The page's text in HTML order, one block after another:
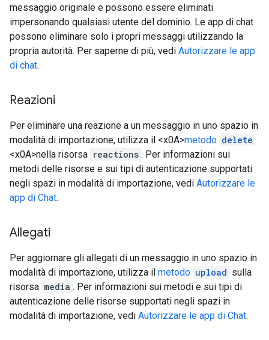
messaggio originale e possono essere eliminati
impersonando qualsiasi utente del dominio. Le app di chat
possono eliminare solo i propri messaggi utilizzando la
propria autorità. Per saperne di più, vedi Autorizzare le app
di chat.
Reazioni
Per eliminare una reazione a un messaggio in uno spazio in
modalità di importazione, utilizza il <x0A>metodo delete
<x0A>nella risorsa reactions . Per informazioni sui
metodi delle risorse e sui tipi di autenticazione supportati
negli spazi in modalità di importazione, vedi Autorizzare le
app di Chat.
Allegati
Per aggiornare gli allegati di un messaggio in uno spazio in
modalità di importazione, utilizza il metodo upload sulla
risorsa media . Per informazioni sui metodi e sui tipi di
autenticazione delle risorse supportati negli spazi in
modalità di importazione, vedi Autorizzare le app di Chat.